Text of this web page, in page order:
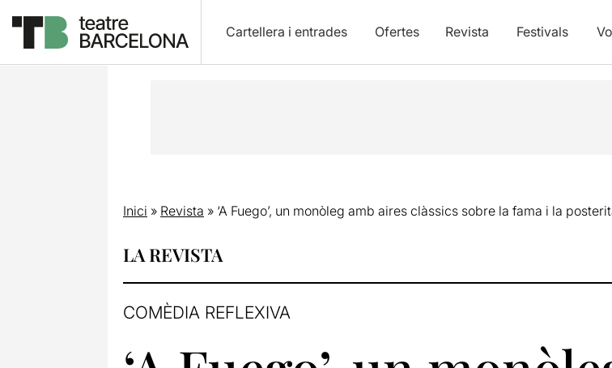
Cartellera i entrades Ofertes Revista Festivals
Inici » Revista » ‘A Fuego’, un monòleg amb aires clàssics sobre la fama i la
LA REVISTA
COMÈDIA REFLEXIVA